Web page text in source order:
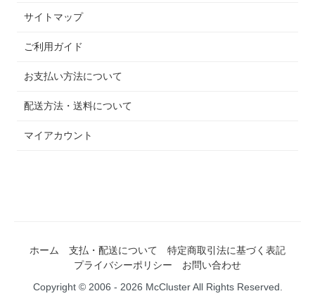
サイトマップ
ご利用ガイド
お支払い方法について
配送方法・送料について
マイアカウント
ホーム 支払・配送について
特定商取引法に基づく表記
プライバシーポリシー
お問い合わせ
Copyright © 2006 - 2026 McCluster All Rights Reserved.